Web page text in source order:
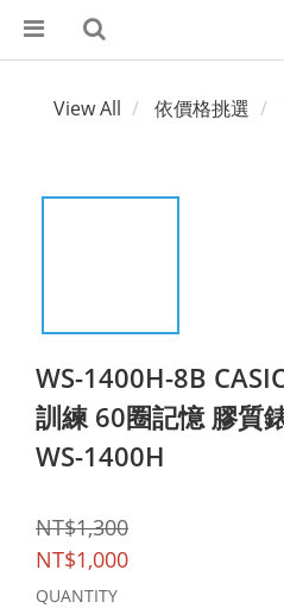
View All 依價格挑選
WS-1400H-8B
訓練 60圈記憶 膠質
WS-1400H
NT$1,300
NT$1,000
QUANTITY